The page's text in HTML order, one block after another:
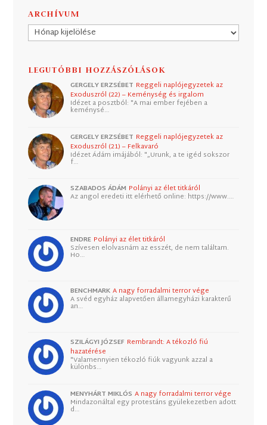
ARCHÍVUM
Archívum
LEGUTÓBBI HOZZÁSZÓLÁSOK
GERGELY ERZSÉBET Reggeli naplójegyzetek az
Exoduszról (22) – Keménység és irgalom
Idézet a posztból: "A mai ember fejében a
keménysé…
GERGELY ERZSÉBET Reggeli naplójegyzetek az
Exoduszról (21) – Felkavaró
Idézet Ádám imájából: "„Urunk, a te igéd sokszor
f…
SZABADOS ÁDÁM Polányi az élet titkáról
Az angol eredeti itt elérhető online: https://www.…
ENDRE Polányi az élet titkáról
Szívesen elolvasnám az esszét, de nem találtam.
Ho…
BENCHMARK A nagy forradalmi terror vége
A svéd egyház alapvetően államegyházi karakterű
an…
SZILÁGYI JÓZSEF Rembrandt: A tékozló fiú
hazatérése
"Valamennyien tékozló fiúk vagyunk azzal a
különbs…
MENYHÁRT MIKLÓS A nagy forradalmi terror vége
Mindazonáltal egy protestáns gyülekezetben adott
d…